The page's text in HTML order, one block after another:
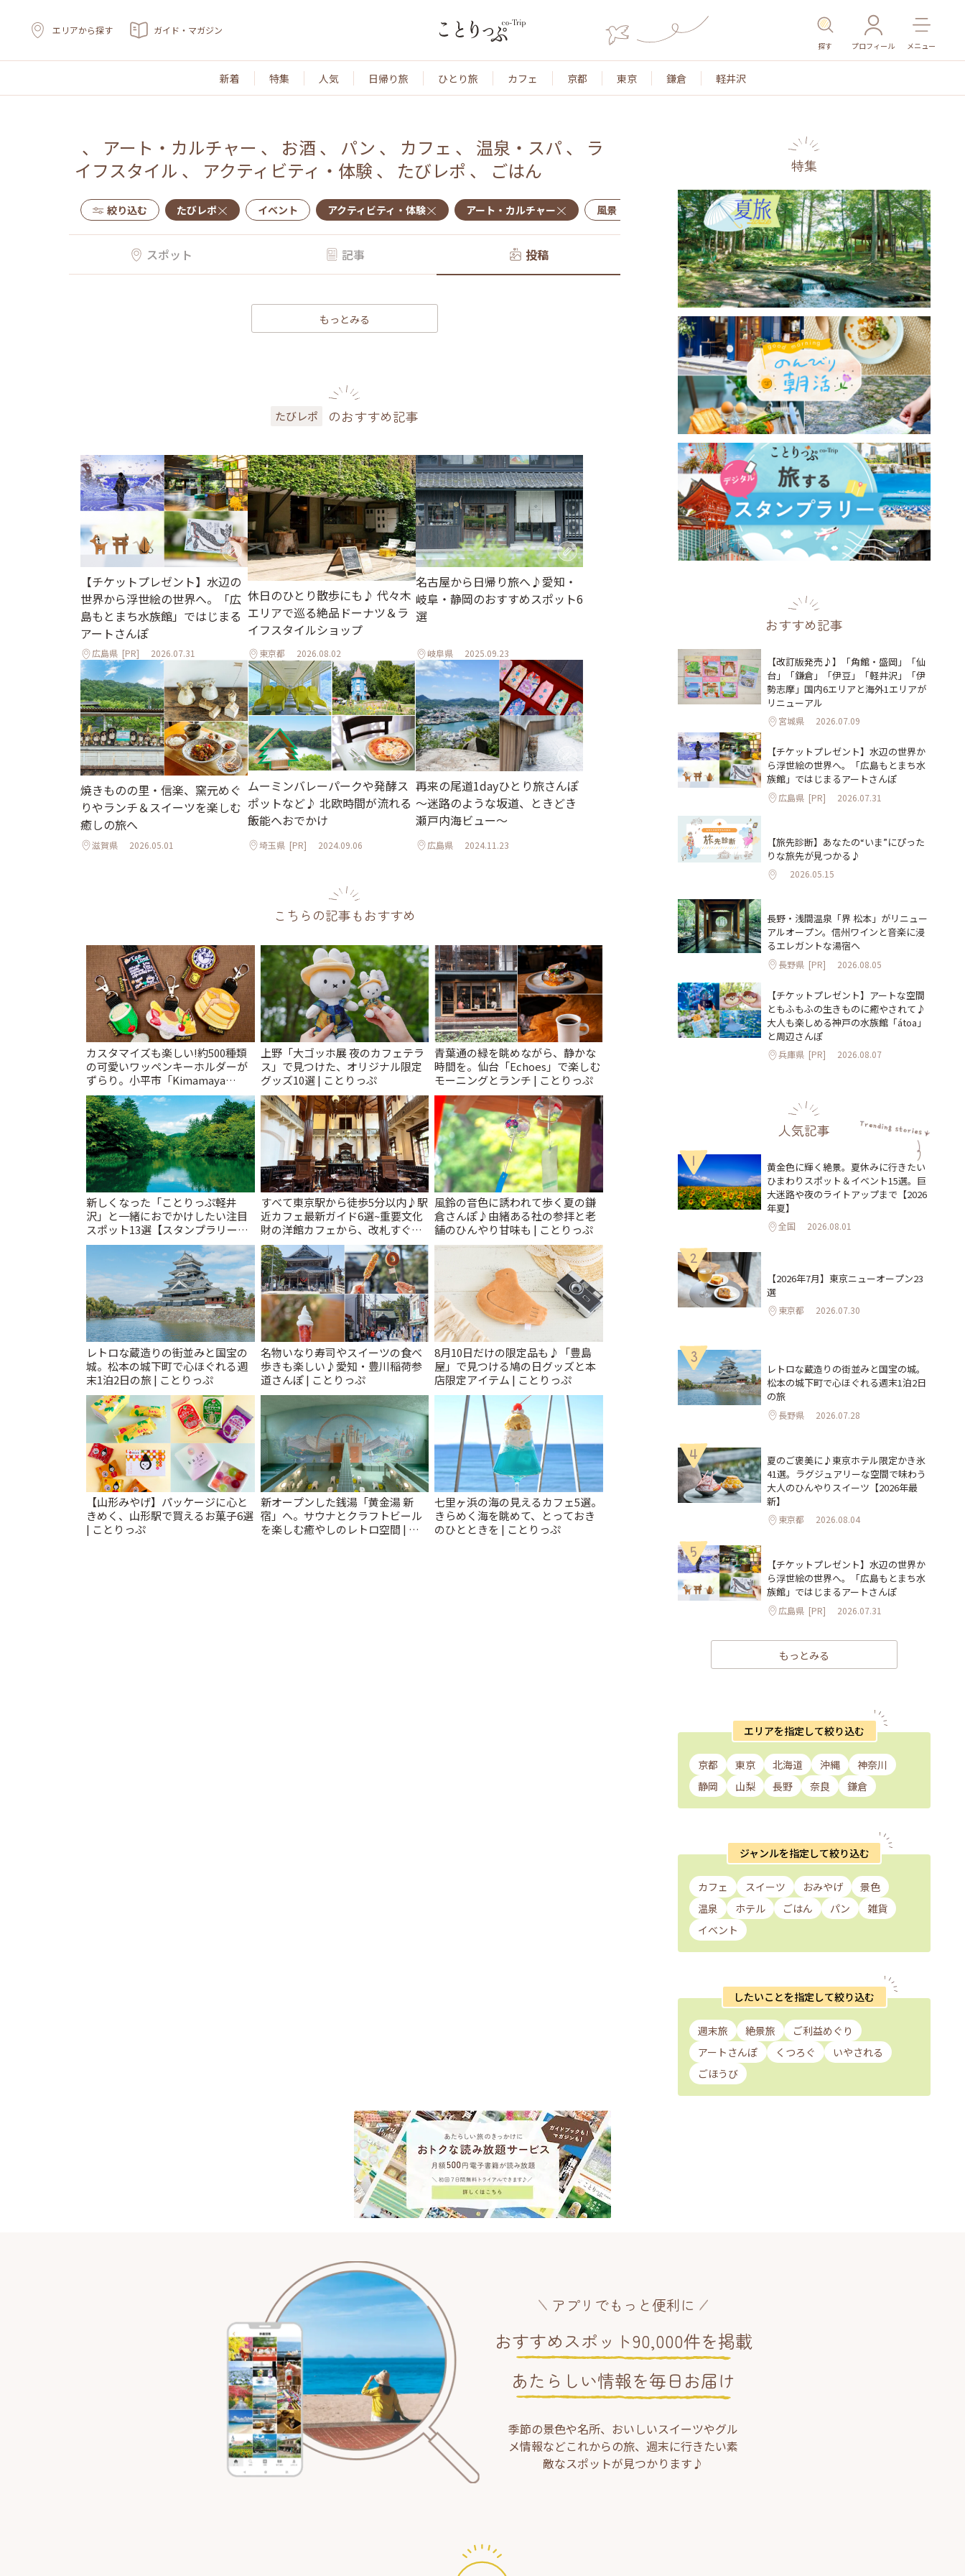
エリアから探す ガイド・マガジン
探す プロフィール メニュー
新着 特集 人気 日帰り旅 ひとり旅 カフェ 京都 東京 鎌倉 軽井沢
、 アート・カルチャー 、 お酒 、 パン 、 カフェ 、 温泉・スパ 、 ラ
イフスタイル 、 アクティビティ・体験 、 たびレポ 、 ごはん
絞り込む たびレポ イベント アクティビティ・体験 アート・カルチャー 風景・景色 名所・旧跡 温泉・スパ その他施設 ごはん
スポット 記事 投稿
もっとみる
たびレポ のおすすめ記事
【チケットプレゼント】水辺の
世界から浮世絵の世界へ。「広
島もとまち水族館」ではじまる
アートさんぽ
広島県 [PR] 2026.07.31
休日のひとり散歩にも♪ 代々木
エリアで巡る絶品ドーナツ＆ラ
イフスタイルショップ
東京都 2026.08.02
名古屋から日帰り旅へ♪愛知・
岐阜・静岡のおすすめスポット6
選
岐阜県 2025.09.23
焼きものの里・信楽、窯元めぐ
りやランチ＆スイーツを楽しむ
癒しの旅へ
滋賀県 2026.05.01
ムーミンバレーパークや発酵ス
ポットなど♪ 北欧時間が流れる
飯能へおでかけ
埼玉県 [PR] 2024.09.06
再来の尾道1dayひとり旅さんぽ
～迷路のような坂道、ときどき
瀬戸内海ビュー～
広島県 2024.11.23
こちらの記事もおすすめ
カスタマイズも楽しい!約500種類
の可愛いワッペンキーホルダーが
ずらり。小平市「Kimamaya
T&K」 | ことりっぷ
上野「大ゴッホ展 夜のカフェテラ
ス」で見つけた、オリジナル限定
グッズ10選 | ことりっぷ
青葉通の緑を眺めながら、静かな
時間を。仙台「Echoes」で楽しむ
モーニングとランチ | ことりっぷ
新しくなった「ことりっぷ軽井
沢」と一緒におでかけしたい注目
スポット13選【スタンプラリー開
催中】 | ことりっぷ
すべて東京駅から徒歩5分以内♪駅
近カフェ最新ガイド6選~重要文化
財の洋館カフェから、改札すぐの
レトロ喫茶まで~ | ことりっぷ
風鈴の音色に誘われて歩く夏の鎌
倉さんぽ♪由緒ある社の参拝と老
舗のひんやり甘味も | ことりっぷ
レトロな蔵造りの街並みと国宝の
城。松本の城下町で心ほぐれる週
末1泊2日の旅 | ことりっぷ
名物いなり寿司やスイーツの食べ
歩きも楽しい♪愛知・豊川稲荷参
道さんぽ | ことりっぷ
8月10日だけの限定品も♪「豊島
屋」で見つける鳩の日グッズと本
店限定アイテム | ことりっぷ
【山形みやげ】パッケージに心と
きめく、山形駅で買えるお菓子6選
| ことりっぷ
新オープンした銭湯「黄金湯 新
宿」へ。サウナとクラフトビール
を楽しむ癒やしのレトロ空間 | こ
七里ヶ浜の海の見えるカフェ5選。
きらめく海を眺めて、とっておき
のひとときを | ことりっぷ
特集
おすすめ記事
【改訂版発売♪】「角館・盛岡」「仙
台」「鎌倉」「伊豆」「軽井沢」「伊
勢志摩」国内6エリアと海外1エリアが
リニューアル
宮城県 2026.07.09
【チケットプレゼント】水辺の世界か
ら浮世絵の世界へ。「広島もとまち水
族館」ではじまるアートさんぽ
広島県 [PR] 2026.07.31
【旅先診断】あなたの“いま”にぴった
りな旅先が見つかる♪
2026.05.15
長野・浅間温泉「界 松本」がリニュー
アルオープン。信州ワインと音楽に浸
るエレガントな湯宿へ
長野県 [PR] 2026.08.05
【チケットプレゼント】アートな空間
ともふもふの生きものに癒やされて♪
大人も楽しめる神戸の水族館「átoa」
と周辺さんぽ
兵庫県 [PR] 2026.08.07
人気記事
1
黄金色に輝く絶景。夏休みに行きたい
ひまわりスポット＆イベント15選。巨
大迷路や夜のライトアップまで【2026
年夏】
全国 2026.08.01
2
【2026年7月】東京ニューオープン23
選
東京都 2026.07.30
3
レトロな蔵造りの街並みと国宝の城。
松本の城下町で心ほぐれる週末1泊2日
の旅
長野県 2026.07.28
4
夏のご褒美に♪東京ホテル限定かき氷
41選。ラグジュアリーな空間で味わう
大人のひんやりスイーツ【2026年最
新】
東京都 2026.08.04
5
【チケットプレゼント】水辺の世界か
ら浮世絵の世界へ。「広島もとまち水
族館」ではじまるアートさんぽ
広島県 [PR] 2026.07.31
もっとみる
エリアを指定して絞り込む
京都 東京 北海道 沖縄
神奈川
静岡
山梨 長野 奈良 鎌倉
ジャンルを指定して絞り込む
カフェ スイーツ おみやげ
景色
温泉
ホテル ごはん パン
雑貨
イベント
したいことを指定して絞り込む
週末旅 絶景旅
ご利益めぐり
アートさんぽ
くつろぐ
いやされる
ごほうび
アプリでもっと便利に
おすすめスポット90,000件を掲載
あたらしい情報を毎日お届け
季節の景色や名所、おいしいスイーツやグル
メ情報などこれからの旅、週末に行きたい素
敵なスポットが見つかります♪